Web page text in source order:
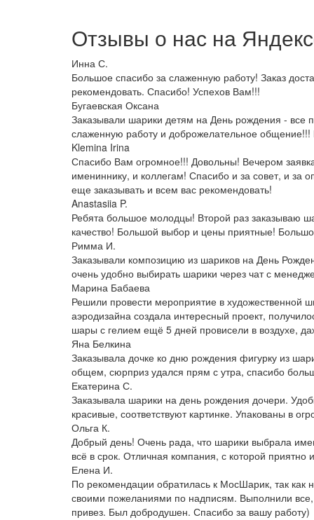
Отзывы о нас на Я
Инна С.
Большое спасибо за слаженную работу! Заказ
рекомендовать. Спасибо! Успехов Вам!!!
Бугаевская Оксана
Заказывали шарики детям на День рождения - все
слаженную работу и доброжелательное
Klemina Irina
Спасибо Вам огромное!!! Довольны! Вечером
имениннику, и коллегам! Спасибо и за совет, и
еще заказывать и всем вас рекомендовать!
Anastasiia P.
Ребята большое молодцы! Второй раз заказываю
качество! Большой выбор и цены приятные!
Римма И.
Заказывали композицию из шариков на День
очень удобно выбирать шарики через чат с
Марина Бабаева
Решили провести мероприятие в художественной
аэродизайна создала интересный проект,
шары с гелием ещё 5 дней провисели в воздухе,
Яна Белкина
Заказывала дочке ко дню рождения фигурку из
общем, сюрприз удался прям с утра, спасибо
Екатерина С.
Заказывала шарики на день рождения дочери.
красивые, соответствуют картинке. Упакованы в
Ольга К.
Добрый день! Очень рада, что шарики выбрала
всё в срок. Отличная компания, с которой
Елена И.
По рекомендации обратилась к МосШарик, так
своими пожеланиями по надписям. Выполнили
привез. Был добродушен. Спасибо за вашу работу)